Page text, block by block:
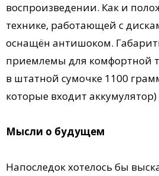
воспроизведении. Как и
технике, работающей с
оснащён антишоком.
приемлемы для комфортной
в штатной сумочке 1100
которые входит
Мысли о будущем
Напоследок хотелось бы